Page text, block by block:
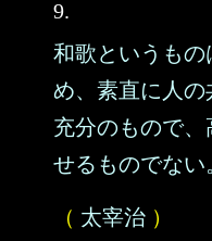
9.
和歌というもの
め、素直に人
充分のもので
せるものでない
（ 太宰治 ）